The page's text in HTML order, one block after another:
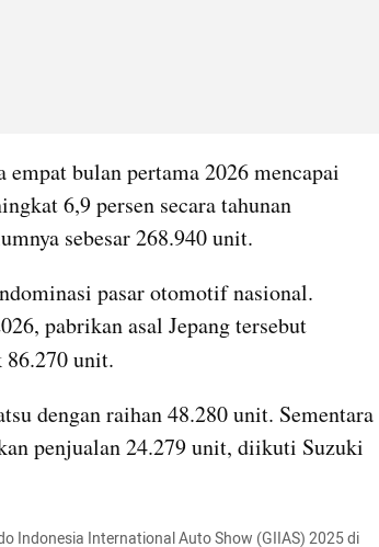
bulan pertama 2026 mencapai
6,9 persen secara tahunan
sebesar 268.940 unit.
pasar otomotif nasional.
pabrikan asal Jepang tersebut
86.270 unit.
dengan raihan 48.280 unit. Sementara
penjualan 24.279 unit, diikuti Suzuki
Indonesia International Auto Show (GIIAS) 2025 di